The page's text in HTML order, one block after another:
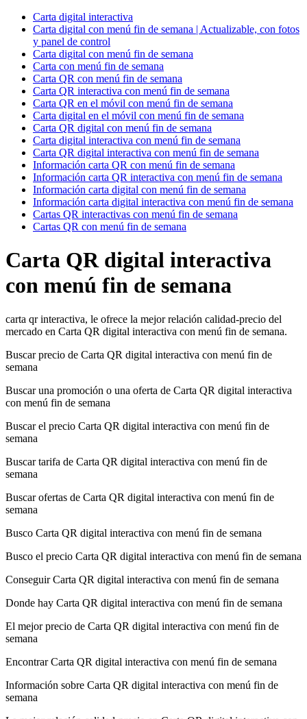
Carta digital interactiva
Carta digital con menú fin de semana | Actualizable, con fotos
y panel de control
Carta digital con menú fin de semana
Carta con menú fin de semana
Carta QR con menú fin de semana
Carta QR interactiva con menú fin de semana
Carta QR en el móvil con menú fin de semana
Carta digital en el móvil con menú fin de semana
Carta QR digital con menú fin de semana
Carta digital interactiva con menú fin de semana
Carta QR digital interactiva con menú fin de semana
Información carta QR con menú fin de semana
Información carta QR interactiva con menú fin de semana
Información carta digital con menú fin de semana
Información carta digital interactiva con menú fin de semana
Cartas QR interactivas con menú fin de semana
Cartas QR con menú fin de semana
Carta QR digital interactiva
con menú fin de semana
carta qr interactiva, le ofrece la mejor relación calidad-precio del
mercado en Carta QR digital interactiva con menú fin de semana.
Buscar precio de Carta QR digital interactiva con menú fin de
semana
Buscar una promoción o una oferta de Carta QR digital interactiva
con menú fin de semana
Buscar el precio Carta QR digital interactiva con menú fin de
semana
Buscar tarifa de Carta QR digital interactiva con menú fin de
semana
Buscar ofertas de Carta QR digital interactiva con menú fin de
semana
Busco Carta QR digital interactiva con menú fin de semana
Busco el precio Carta QR digital interactiva con menú fin de semana
Conseguir Carta QR digital interactiva con menú fin de semana
Donde hay Carta QR digital interactiva con menú fin de semana
El mejor precio de Carta QR digital interactiva con menú fin de
semana
Encontrar Carta QR digital interactiva con menú fin de semana
Información sobre Carta QR digital interactiva con menú fin de
semana